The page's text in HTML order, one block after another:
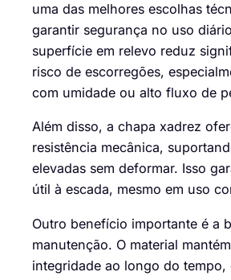
uma das melhores escolhas
garantir segurança no uso
superfície em relevo reduz
risco de escorregões,
com umidade ou alto fluxo de
Além disso, a chapa xadrez
resistência mecânica,
elevadas sem deformar. Isso
útil à escada, mesmo em uso
Outro benefício importante é a
manutenção. O material
integridade ao longo do tempo,